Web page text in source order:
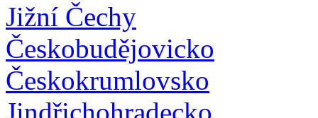
Jižní Čechy
Českobudějovicko
Českokrumlovsko
Jindřichohradecko